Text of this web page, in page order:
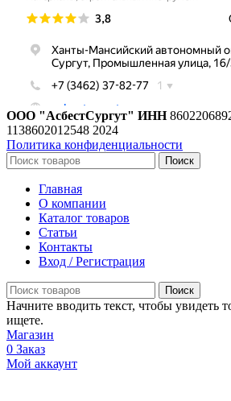
ООО "АсбестСургут" ИНН
1138602012548 2024
Политика конфиденциальности
Поиск
Главная
О компании
Каталог товаров
Статьи
Контакты
Вход / Регистрация
Поиск
Начните вводить текст, чтобы увидеть
ищете.
Магазин
0 Заказ
Мой аккаунт